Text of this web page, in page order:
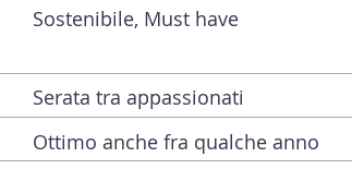
Sostenibile, Must have
Ottimo anche fra qualche anno
Serata tra appassionati